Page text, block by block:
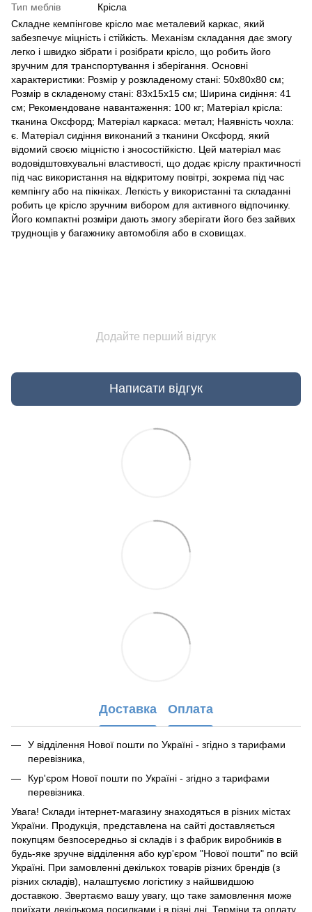
Тип меблів
Крісла
Складне кемпінгове крісло має металевий каркас, який
забезпечує міцність і стійкість. Механізм складання дає змогу
легко і швидко зібрати і розібрати крісло, що робить його
зручним для транспортування і зберігання. Основні
характеристики: Розмір у розкладеному стані: 50х80х80 см;
Розмір в складеному стані: 83х15х15 см; Ширина сидіння: 41
см; Рекомендоване навантаження: 100 кг; Матеріал крісла:
тканина Оксфорд; Матеріал каркаса: метал; Наявність чохла:
є. Матеріал сидіння виконаний з тканини Оксфорд, який
відомий своєю міцністю і зносостійкістю. Цей матеріал має
водовідштовхувальні властивості, що додає кріслу практичності
під час використання на відкритому повітрі, зокрема під час
кемпінгу або на пікніках. Легкість у використанні та складанні
робить це крісло зручним вибором для активного відпочинку.
Його компактні розміри дають змогу зберігати його без зайвих
труднощів у багажнику автомобіля або в сховищах.
Додайте перший відгук
Написати відгук
Доставка Оплата
У відділення Нової пошти по Україні - згідно з тарифами
перевізника,
Кур'єром Нової пошти по Україні - згідно з тарифами
перевізника.
Увага! Склади інтернет-магазину знаходяться в різних містах
України. Продукція, представлена ​​на сайті доставляється
покупцям безпосередньо зі складів і з фабрик виробників в
будь-яке зручне відділення або кур'єром "Нової пошти" по всій
Україні. При замовленні декількох товарів різних брендів (з
різних складів), налаштуємо логістику з найшвидшою
доставкою. Звертаємо вашу увагу, що таке замовлення може
приїхати декількома посилками і в різні дні. Терміни та оплату